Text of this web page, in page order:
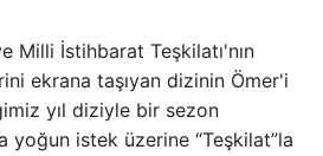
Milli İstihbarat Teşkilatı'nın
ekrana taşıyan dizinin Ömer'i
yıl diziyle bir sezon
yoğun istek üzerine “Teşkilat”la